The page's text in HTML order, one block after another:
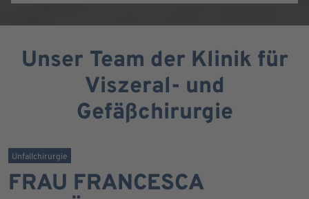
Unser Team der Klinik für
Viszeral- und
Gefäßchirurgie
Unfallchirurgie
FRAU FRANCESCA